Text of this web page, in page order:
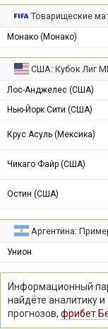
Товарищеские
Монако (Монако)
США: Кубок Лиг
Лос-Анджелес (США)
Нью-Йорк Сити (США)
Крус Асуль (Мексика)
Чикаго Файр (США)
Остин (США)
Аргентина:
Унион
Информационный
найдёте аналитику
прогнозов, фрибет